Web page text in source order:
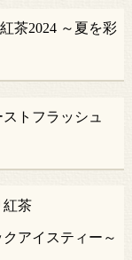
茶2024 ～夏を彩
トフラッシュ
紅茶
イスティー～